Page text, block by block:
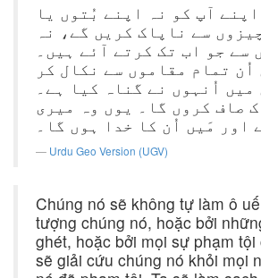
آپ کو نہ اپنے بُتوں یا
سے ناپاک کریں گے، نہ
سے جو اب تک کرتے آئے ہیں۔
اُن تمام مقاموں سے نکال کر
میں اُنہوں نے گناہ کیا ہے۔
صاف کروں گا۔ یوں وہ میری
اور مَیں اُن کا خدا ہوں گا۔
Urdu Geo Version (UGV)
Chúng nó sẽ không tự làm ô
tượng chúng nó, hoặc bởi
ghét, hoặc bởi mọi sự phạm tội
sẽ giải cứu chúng nó khỏi mọi